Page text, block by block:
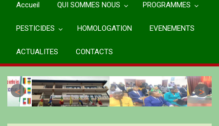
Accueil QUI SOMMES NOUS PROGRAMMES
PESTICIDES HOMOLOGATION EVENEMENTS
ACTUALITES CONTACTS